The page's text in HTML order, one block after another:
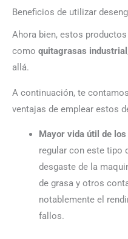
Beneficios de utilizar
Ahora bien, estos
como quitagrasas industrial
allá.
A continuación, te
ventajas de emplear estos
Mayor vida útil de los
regular con este tipo
desgaste de la
de grasa y otros
notablemente el
fallos.